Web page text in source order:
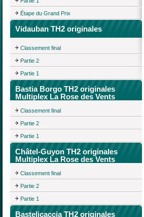
Étape du Grand Prix
Vidauban TH2 originales
Classement final
Partie 2
Partie 1
Bastia Borgo TH2 originales
Multiplex La Rose des Vents
Classement final
Partie 2
Partie 1
Châtel-Guyon TH2 originales
Multiplex La Rose des Vents
Classement final
Partie 2
Partie 1
Bastelicaccia TH2 originales